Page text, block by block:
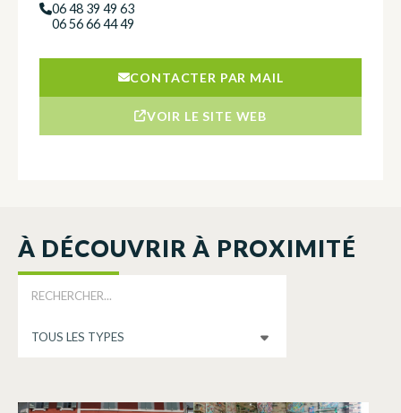
06 48 39 49 63
06 56 66 44 49
CONTACTER PAR MAIL
VOIR LE SITE WEB
À DÉCOUVRIR À PROXIMITÉ